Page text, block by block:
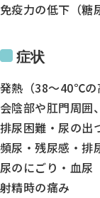
9:00～12:30
免疫力の低下（糖
症状
発熱（38〜40℃の
会陰部や肛門周囲
排尿困難・尿の出
頻尿・残尿感・排
尿のにごり・血尿
射精時の痛み